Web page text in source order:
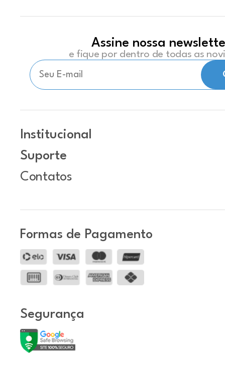
Assine nossa
e fique por dentro de todas as
Institucional
Suporte
Contatos
Formas de Pagamento
Segurança